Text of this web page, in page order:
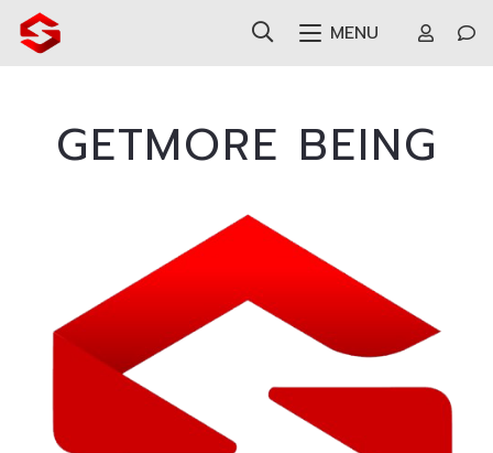
MENU
GETMORE BEING